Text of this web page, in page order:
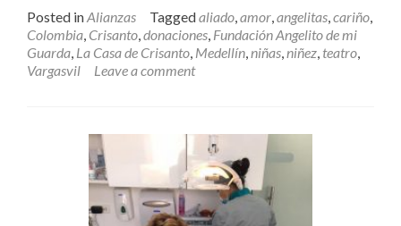
about
La
Casa
Vargasvil
nuestros
aliados
de
alegría
Posted inAlianzas Taggedaliado,amor,angelitas,cariño,
Colombia, Crisanto,donaciones, Fundación Angelito de mi
Guarda, La Casa de Crisanto, Medellín,niñas,niñez, teatro,
Vargasvil
Leave a comment